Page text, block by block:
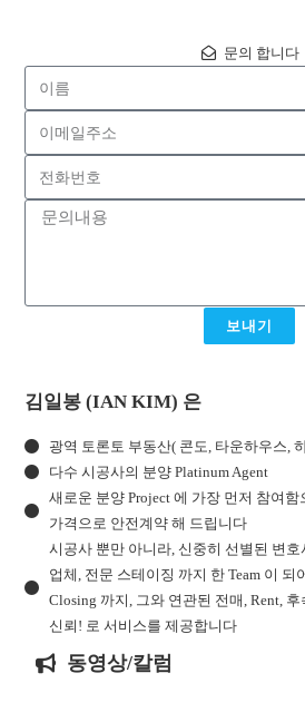
문의 합니다
보내기
김일봉 (IAN KIM) 은
광역 토론토 부동산( 콘도, 타운하우스,
다수 시공사의 분양 Platinum Agent
새로운 분양 Project 에 가장 먼저 참여
가격으로 안전계약 해 드립니다
시공사 뿐만 아니라, 신중히 선별된 변호
업체, 전문 스테이징 까지 한 Team 이 되
Closing 까지, 그와 연관된 전매, Rent,
신뢰! 로 서비스를 제공합니다
동영상/칼럼